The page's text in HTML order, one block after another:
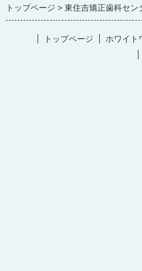
トップページ 東住吉矯正歯科セン
トップページ ホワイト